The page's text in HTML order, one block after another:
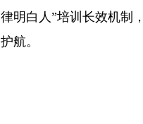
律明白人”培训长效机制
护航。